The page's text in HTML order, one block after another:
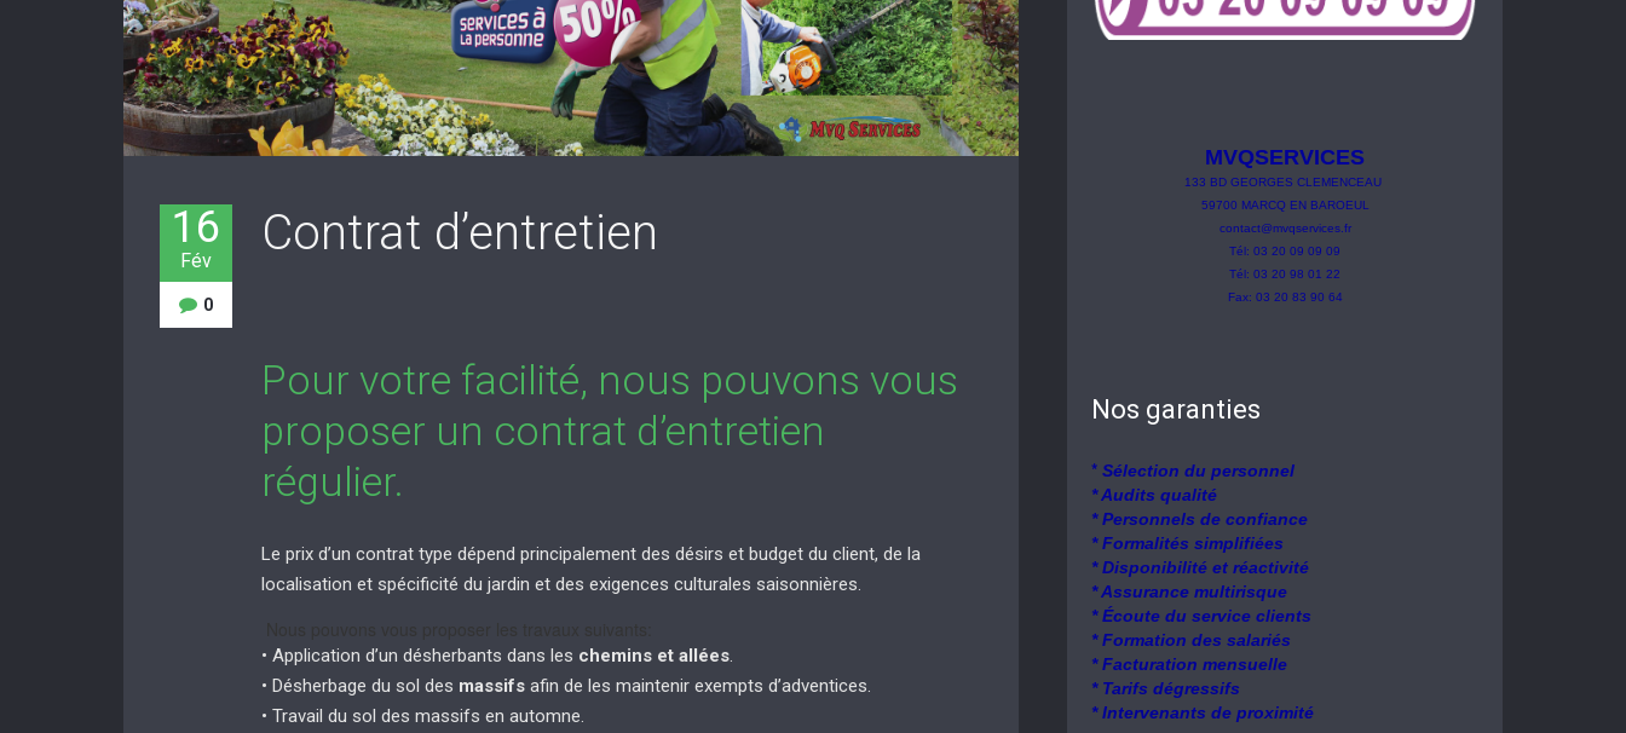
16
Fév
0
Contrat d’entretien
Pour votre facilité, nous pouvons vous
proposer un contrat d’entretien
régulier.
Le prix d’un contrat type dépend principalement des désirs et budget du client, de la
localisation et spécificité du jardin et des exigences culturales saisonnières.
• Application d’un désherbants dans les chemins et allées.
• Désherbage du sol des massifsafin de les maintenir exempts d’adventices.
• Travail du sol des massifs en automne.
MVQSERVICES
133 BD GEORGES CLEMENCEAU
59700 MARCQ EN BAROEUL
contact@mvqservices.fr
Tél: 03 20 09 09 09
Tél: 03 20 98 01 22
Fax: 03 20 83 90 64
Nos garanties
* Sélection du personnel
* Audits qualité
* Personnels de confiance
* Formalités simplifiées
* Disponibilité et réactivité
* Assurance multirisque
* Écoute du service clients
* Formation des salariés
* Facturation mensuelle
* Tarifs dégressifs
* Intervenants de proximité